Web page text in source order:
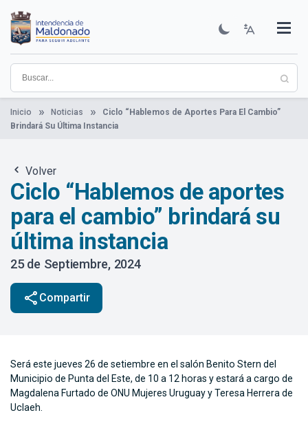
contenido
principal
Institucional
Municipios
Descubre Maldonado
Comunicación
Servicios
Guía De Trámites
Ver Noticias
Inicio Noticias
Ciclo “Hablemos de Aportes Para El Cambio”
Brindará Su Última Instancia
Volver
Ciclo “Hablemos de aportes
para el cambio” brindará su
última instancia
25 de Septiembre, 2024
share Compartir
Será este jueves 26 de setiembre en el salón Benito Stern del
Municipio de Punta del Este, de 10 a 12 horas y estará a cargo de
Magdalena Furtado de ONU Mujeres Uruguay y Teresa Herrera de
Uclaeh.